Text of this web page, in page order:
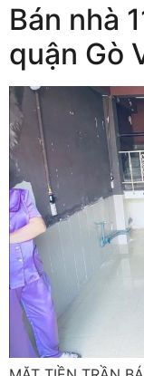
Bán nhà
quận Gò